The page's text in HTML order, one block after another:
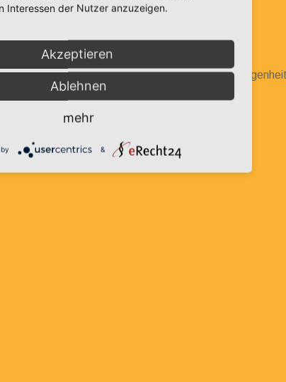
ab und sorgen für eine thermische
Interessen der Nutzer anzuzeigen.
Akzeptieren
Ablehnen
mehr
&